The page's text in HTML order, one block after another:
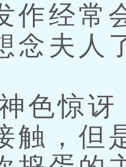
作经常
念夫人
色惊讶
触，但